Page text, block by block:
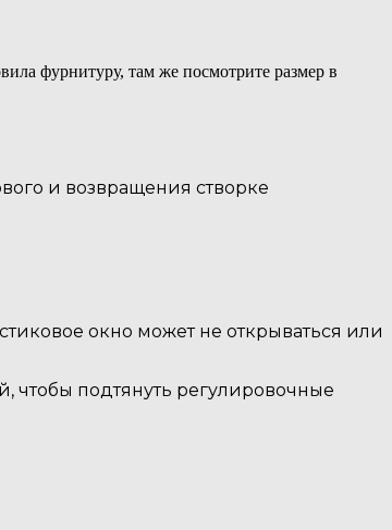
фурнитуру, там же посмотрите размер в
и возвращения створке
окно может не открываться или
чтобы подтянуть регулировочные